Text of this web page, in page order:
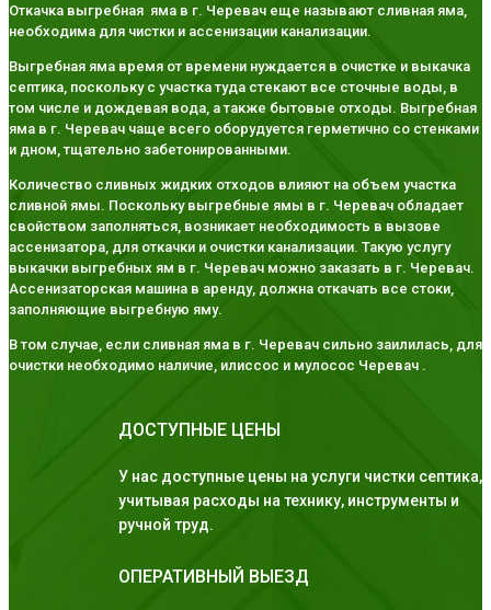
Откачка выгребная яма в г. Черевач еще называют сливная яма,
необходима для чистки и ассенизации канализации.
Выгребная яма время от времени нуждается в очистке и выкачка
септика, поскольку с участка туда стекают все сточные воды, в
том числе и дождевая вода, а также бытовые отходы. Выгребная
яма в г. Черевач чаще всего оборудуется герметично со стенками
и дном, тщательно забетонированными.
Количество сливных жидких отходов влияют на объем участка
сливной ямы. Поскольку выгребные ямы в г. Черевач обладает
свойством заполняться, возникает необходимость в вызове
ассенизатора, для откачки и очистки канализации. Такую услугу
выкачки выгребных ям в г. Черевач можно заказать в г. Черевач.
Ассенизаторская машина в аренду, должна откачать все стоки,
заполняющие выгребную яму.
В том случае, если сливная яма в г. Черевач сильно заилилась, для
очистки необходимо наличие, илиссос и мулосос Черевач .
ДОСТУПНЫЕ ЦЕНЫ
У нас доступные цены на услуги чистки септика,
учитывая расходы на технику, инструменты и
ручной труд.
ОПЕРАТИВНЫЙ ВЫЕЗД